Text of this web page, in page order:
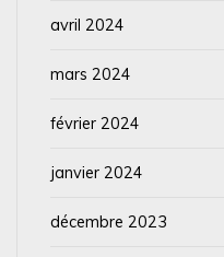
avril 2024
mars 2024
février 2024
janvier 2024
décembre 2023